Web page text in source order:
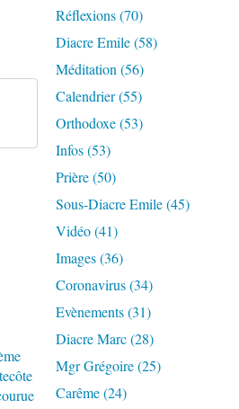
Réflexions (70)
Diacre Emile (58)
Méditation (56)
Calendrier (55)
Orthodoxe (53)
Infos (53)
Prière (50)
Sous-Diacre Emile (45)
Vidéo (41)
Images (36)
Coronavirus (34)
Evènements (31)
Diacre Marc (28)
Mgr Grégoire (25)
Carême (24)